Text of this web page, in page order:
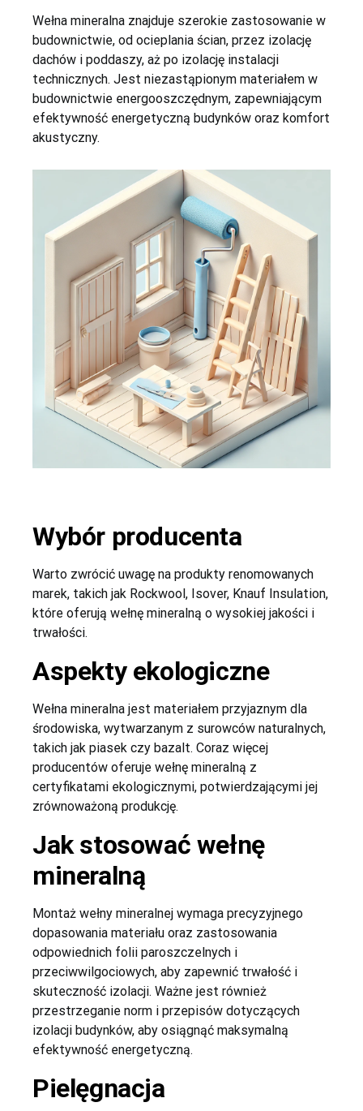
Wełna mineralna znajduje szerokie zastosowanie w
budownictwie, od ocieplania ścian, przez izolację
dachów i poddaszy, aż po izolację instalacji
technicznych. Jest niezastąpionym materiałem w
budownictwie energooszczędnym, zapewniającym
efektywność energetyczną budynków oraz komfort
akustyczny.
Wybór producenta
Warto zwrócić uwagę na produkty renomowanych
marek, takich jak Rockwool, Isover, Knauf Insulation,
które oferują wełnę mineralną o wysokiej jakości i
trwałości.
Aspekty ekologiczne
Wełna mineralna jest materiałem przyjaznym dla
środowiska, wytwarzanym z surowców naturalnych,
takich jak piasek czy bazalt. Coraz więcej
producentów oferuje wełnę mineralną z
certyfikatami ekologicznymi, potwierdzającymi jej
zrównoważoną produkcję.
Jak stosować wełnę
mineralną
Montaż wełny mineralnej wymaga precyzyjnego
dopasowania materiału oraz zastosowania
odpowiednich folii paroszczelnych i
przeciwwilgociowych, aby zapewnić trwałość i
skuteczność izolacji. Ważne jest również
przestrzeganie norm i przepisów dotyczących
izolacji budynków, aby osiągnąć maksymalną
efektywność energetyczną.
Pielęgnacja